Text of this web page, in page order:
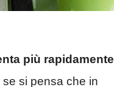
più rapidamente
si pensa che in